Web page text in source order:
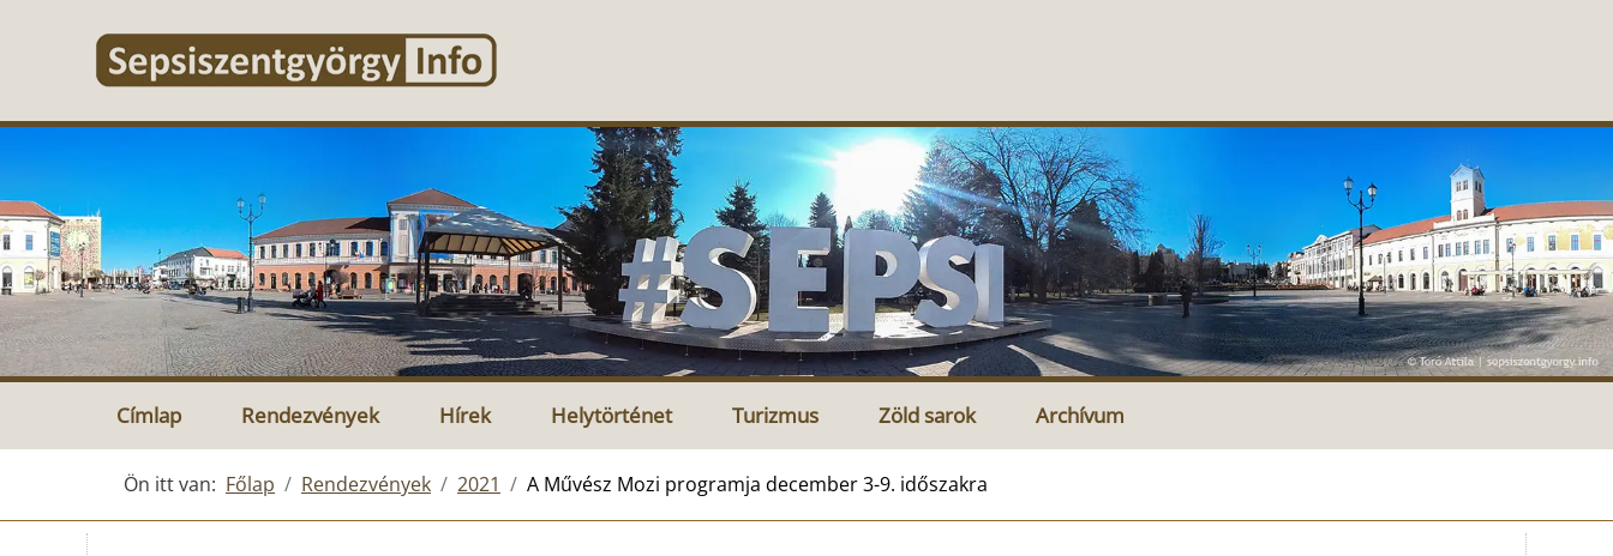
Címlap Rendezvények Hírek Helytörténet Turizmus Zöld sarok Archívum
Ön itt van: Főlap Rendezvények 2021 A Művész Mozi programja december 3-9. időszakra